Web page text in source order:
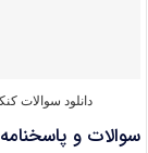
دانلود سوالات
سوالات و پاسخنامه